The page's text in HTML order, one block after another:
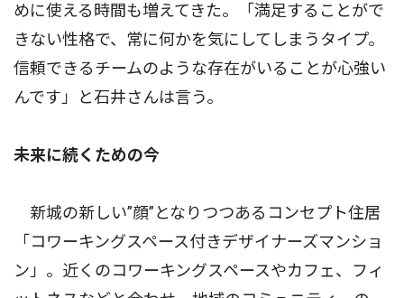
めに使える時間も増えてきた。「満足することがで
きない性格で、常に何かを気にしてしまうタイプ。
信頼できるチームのような存在がいることが心強い
んです」と石井さんは言う。
未来に続くための今
新城の新しい”顔”となりつつあるコンセプト住居
「コワーキングスペース付きデザイナーズマンショ
ン」。近くのコワーキングスペースやカフェ、フィ